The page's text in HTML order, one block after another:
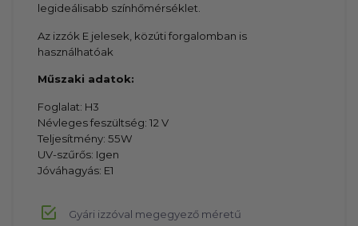
legideálisabb színhőmérséklet.
Az izzók E jelesek, közúti forgalomban is
használhatóak
Műszaki adatok:
Foglalat: H3
Névleges feszültség: 12 V
Teljesítmény: 55W
UV-szűrős: Igen
Jóváhagyás: E1
Gyári izzóval megegyező méretű